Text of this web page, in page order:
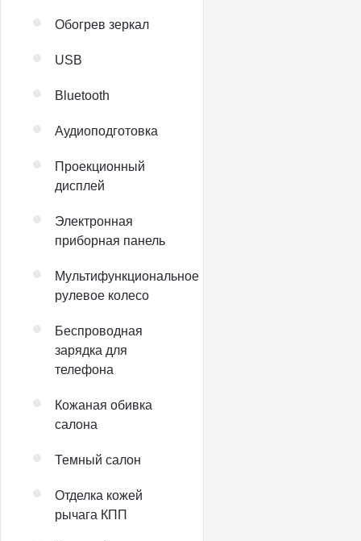
Обогрев зеркал
USB
Bluetooth
Аудиоподготовка
Проекционный
дисплей
Электронная
приборная панель
Мультифункциональное
рулевое колесо
Беспроводная
зарядка для
телефона
Кожаная обивка
салона
Темный салон
Отделка кожей
рычага КПП